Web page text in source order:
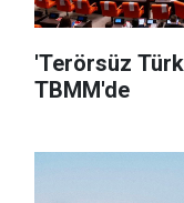
'Terörsüz
TBMM'de